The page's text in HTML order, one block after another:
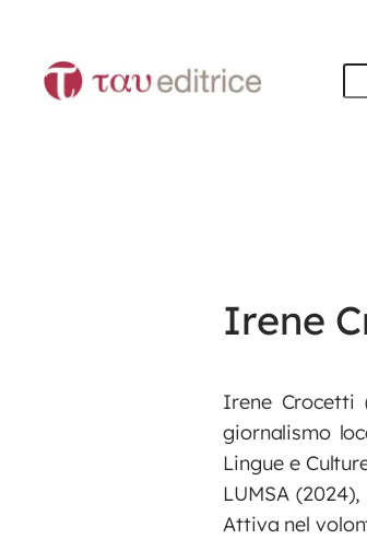
contenuto
Irene
Irene Crocetti
giornalismo
Lingue e
LUMSA
Attiva nel